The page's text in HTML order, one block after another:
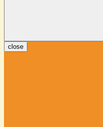
close